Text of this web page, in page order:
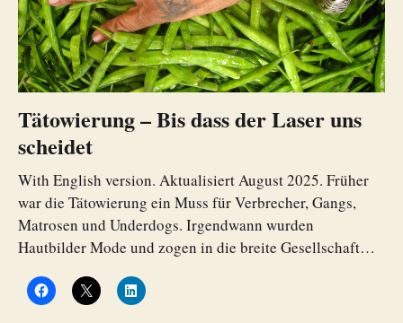
Tätowierung – Bis dass der Laser uns
scheidet
With English version. Aktualisiert August 2025. Früher
war die Tätowierung ein Muss für Verbrecher, Gangs,
Matrosen und Underdogs. Irgendwann wurden
Hautbilder Mode und zogen in die breite Gesellschaft…